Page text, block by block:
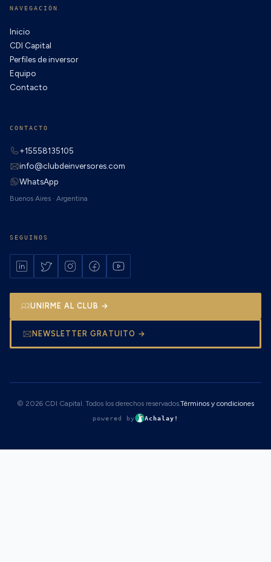
NAVEGACIÓN
Inicio
CDI Capital
Perfiles de inversor
Equipo
Contacto
CONTACTO
+15558135105
info@clubdeinversores.com
WhatsApp
Buenos Aires · Argentina
SEGUINOS
UNIRME AL CLUB →
NEWSLETTER GRATUITO →
© 2026 CDI Capital. Todos los derechos reservados.Términos y condiciones
powered by Achalay!